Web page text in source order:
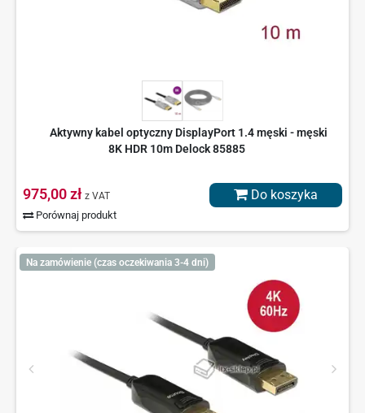
Aktywny kabel optyczny DisplayPort 1.4 męski - męski
8K HDR 10m Delock 85885
975,00 zł z VAT
Porównaj produkt
Do koszyka
Na zamówienie (czas oczekiwania 3-4 dni)